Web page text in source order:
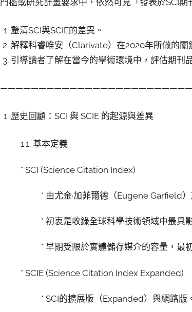
t
i
a
門檻或研究計畫要求中，依然可見「發表於SCI
釐清SCI與SCIE的差異。
解釋科睿唯安（Clarivate）在2020年所做的關
引導讀者了解在當今的學術環境中，評估期刊
歷史回顧：SCI 與 SCIE 的起源與差異
1.1. 基本定義
* SCI (Science Citation Index)
* 由尤金·加菲爾德（Eugene Garfield
* 初衷是收錄全球科學技術領域中最具
* 早期受限於實體儲存媒介的容量，最
* SCIE (Science Citation Index Expanded)
* SCI的擴展版（Expanded）與網路版